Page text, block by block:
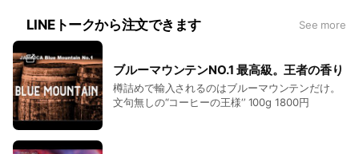
LINEトークから注文できます See more
ブルーマウンテンNO.1 最高級。王者の香り
樽詰めで輸入されるのはブルーマウンテンだけ。
文句無しの“コーヒーの王様‘’ 100g 1800円